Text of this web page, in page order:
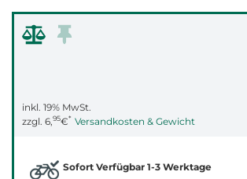
inkl. 19% MwSt.
zzgl. 6,95€* Versandkosten & Gewicht
Sofort Verfügbar 1-3 Werktage